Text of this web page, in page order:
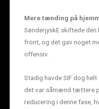
Mere tænding på
SønderjyskE skiftede
front, og det gav noget
offensiv.
Stadig havde SIF dog
det var såmænd tættere
reducering i denne fase,